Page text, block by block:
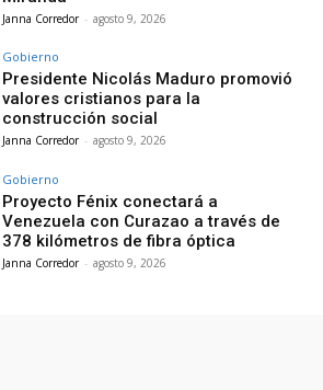
Janna Corredor - agosto 9, 2026
Gobierno
Presidente Nicolás Maduro promovió
valores cristianos para la
construcción social
Janna Corredor - agosto 9, 2026
Gobierno
Proyecto Fénix conectará a
Venezuela con Curazao a través de
378 kilómetros de fibra óptica
Janna Corredor - agosto 9, 2026